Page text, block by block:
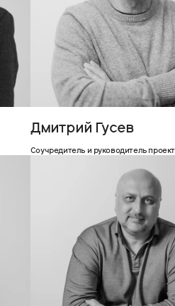
Дмитрий Гусев
Соучредитель и руководитель